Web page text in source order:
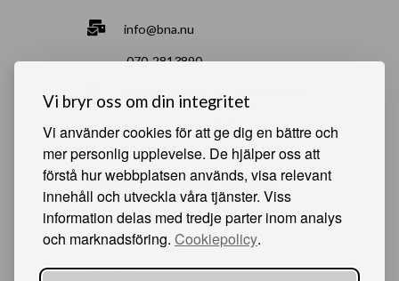
Vi bryr oss om din integritet
Vi använder cookies för att ge dig en bättre och
mer personlig upplevelse. De hjälper oss att
förstå hur webbplatsen används, visa relevant
innehåll och utveckla våra tjänster. Viss
information delas med tredje parter inom analys
och marknadsföring. Cookiepolicy.
info@bna.nu
070-2813890
Norrgårdsgatan 9a, 686 35 Sunne
Bjälverud 540, 68693 Sunne
HJÄLPSAMMA SIDOR
Något du vill sälja?
Att köpa från oss
Om oss